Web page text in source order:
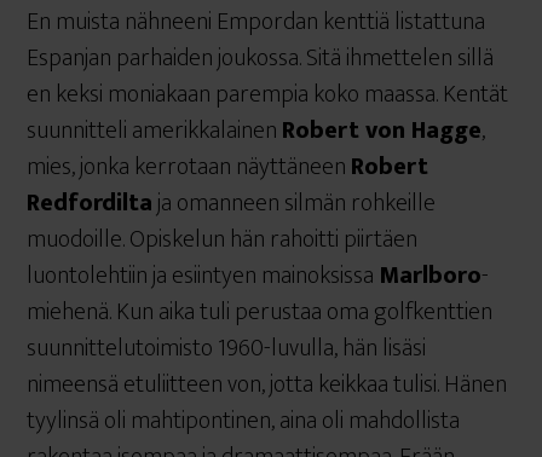
En muista nähneeni Empordan kenttiä listattuna
Espanjan parhaiden joukossa. Sitä ihmettelen sillä
en keksi moniakaan parempia koko maassa. Kentät
suunnitteli amerikkalainenRobert von Hagge,
mies, jonka kerrotaan näyttäneenRobert
Redfordiltaja omanneen silmän rohkeille
muodoille. Opiskelun hän rahoitti piirtäen
luontolehtiin ja esiintyen mainoksissa Marlboro-
miehenä. Kun aika tuli perustaa oma golfkenttien
suunnittelutoimisto 1960-luvulla, hän lisäsi
nimeensä etuliitteen von, jotta keikkaa tulisi. Hänen
tyylinsä oli mahtipontinen, aina oli mahdollista